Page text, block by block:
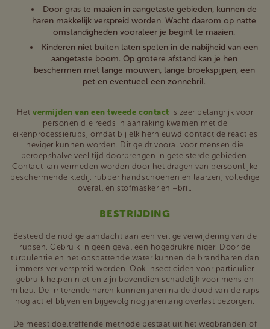
Door gras te maaien in aangetaste gebieden, kunnen de
haren makkelijk verspreid worden. Wacht daarom op natte
omstandigheden vooraleer je begint te maaien.
Kinderen niet buiten laten spelen in de nabijheid van een
aangetaste boom. Op grotere afstand kan je hen
beschermen met lange mouwen, lange broekspijpen, een
pet en eventueel een zonnebril.
Het vermijden van een tweede contact is zeer belangrijk voor
personen die reeds in aanraking kwamen met de
eikenprocessierups, omdat bij elk hernieuwd contact de reacties
heviger kunnen worden. Dit geldt vooral voor mensen die
beroepshalve veel tijd doorbrengen in geteisterde gebieden.
Contact kan vermeden worden door het dragen van persoonlijke
beschermende kledij: rubber handschoenen en laarzen, volledige
overall en stofmasker en –bril.
BESTRIJDING
Besteed de nodige aandacht aan een veilige verwijdering van de
rupsen. Gebruik in geen geval een hogedrukreiniger. Door de
turbulentie en het opspattende water kunnen de brandharen dan
immers ver verspreid worden. Ook insecticiden voor particulier
gebruik helpen niet en zijn bovendien schadelijk voor mens en
milieu. De irriterende haren kunnen jaren na de dood van de rups
nog actief blijven en bijgevolg nog jarenlang overlast bezorgen.
De meest doeltreffende methode bestaat uit het wegbranden of